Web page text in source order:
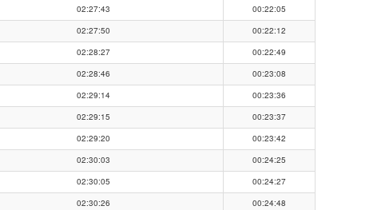
02:27:43
00:22:05
02:27:50
00:22:12
02:28:27
00:22:49
02:28:46
00:23:08
02:29:14
00:23:36
02:29:15
00:23:37
02:29:20
00:23:42
02:30:03
00:24:25
02:30:05
00:24:27
02:30:26
00:24:48